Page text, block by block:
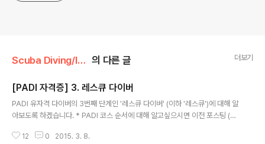
Scuba Diving/Info. 의 다른 글 더보기
[PADI 자격증] 3. 레스큐 다이버
PADI 유자격 다이버의 3번째 단계인 '레스큐 다이버' (이하 '레스큐')에 대해 알
아보도록 하겠습니다. * PADI 코스 순서에 대해 알고싶으시면 이전 포스팅 (htt
강사 매뉴얼 (2013년 버전)을 기준으로 작성하였습니다. * 오픈워터 다이버 코
12 0 2015. 3. 8.